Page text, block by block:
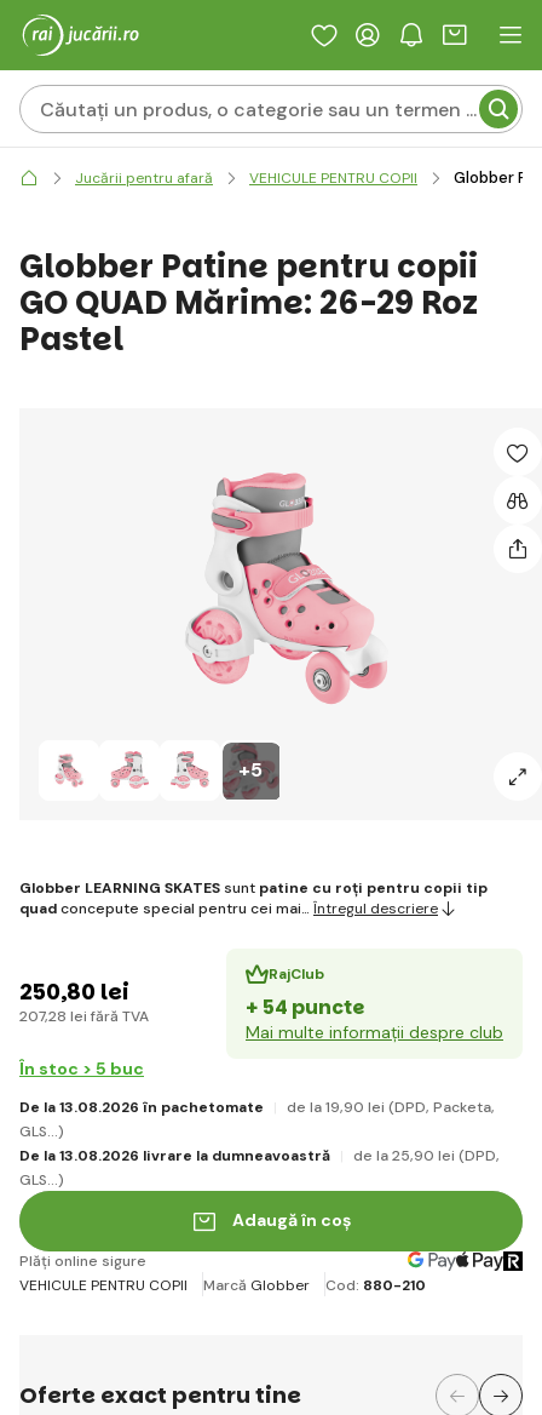
Jucării pentru afară VEHICULE PENTRU COPII Globber
+5
Globber Patine pentru copii
GO QUAD Mărime: 26-29 Roz
Pastel
Globber LEARNING SKATES sunt patine cu roți pentru copii tip
quadconcepute special pentru cei mai… Întregul descriere
250,80 lei
207,28 lei fără TVA
RajClub
+ 54 puncte
Mai multe informații despre club
În stoc > 5 buc
De la 13.08.2026 în pachetomate de la 19,90 lei (DPD, Packeta,
GLS...)
De la 13.08.2026 livrare la dumneavoastră
de la 25,90 lei (DPD,
GLS...)
Adaugă în coș
Plăți online sigure
VEHICULE PENTRU COPII
Marcă Globber Cod: 880-210
Oferte exact pentru tine